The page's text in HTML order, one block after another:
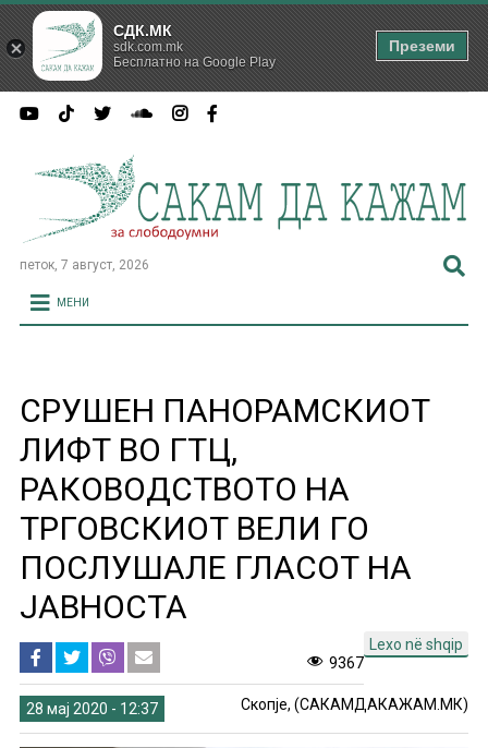
петок, 7 август, 2026
МЕНИ
СРУШЕН ПАНОРАМСКИОТ
ЛИФТ ВО ГТЦ,
РАКОВОДСТВОТО НА
ТРГОВСКИОТ ВЕЛИ ГО
ПОСЛУШАЛЕ ГЛАСОТ НА
ЈАВНОСТА
Lexo në shqip
9367
28 мај 2020 - 12:37 Скопје, (САКАМДАКАЖАМ.МК)
СДК.МК
sdk.com.mk
Бесплатно на Google Play
Преземи